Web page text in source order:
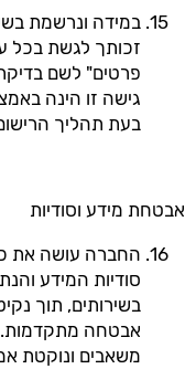
במידה ונרשמת
זכותך לגשת בכל
פרטים" לשם בדיקת
גישה זו הינה
בעת תהליך
אבטחת מידע וסודיות
החברה עושה את
סודיות המידע
בשירותים, תוך
אבטחה
משאבים ונוקטת